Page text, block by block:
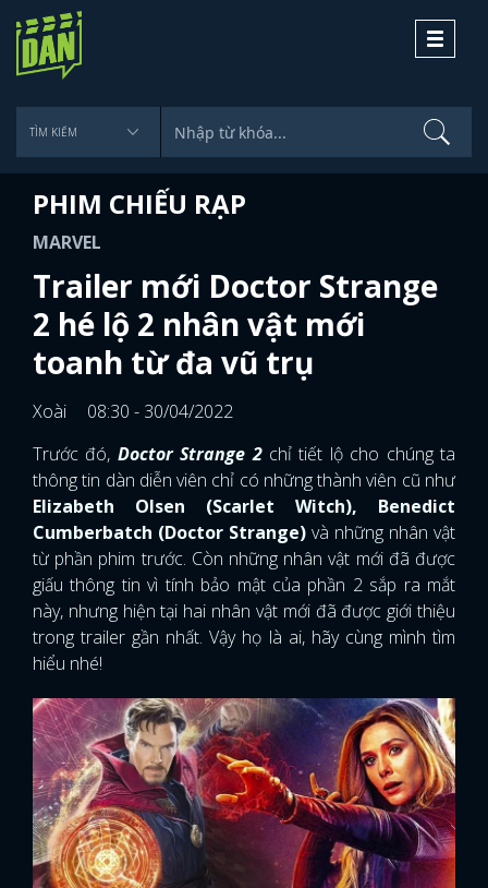
Toggle
PHIM CHIẾU RẠP
MARVEL
Trailer mới Doctor Strange
2 hé lộ 2 nhân vật mới
toanh từ đa vũ trụ
Xoài
08:30 - 30/04/2022
Trước đó, Doctor Strange 2chỉ tiết lộ cho chúng ta
thông tin dàn diễn viên chỉ có những thành viên cũ như
Elizabeth Olsen (Scarlet Witch), Benedict
Cumberbatch (Doctor Strange) và những nhân vật
từ phần phim trước. Còn những nhân vật mới đã được
giấu thông tin vì tính bảo mật của phần 2 sắp ra mắt
này, nhưng hiện tại hai nhân vật mới đã được giới thiệu
trong trailer gần nhất. Vậy họ là ai, hãy cùng mình tìm
hiểu nhé!